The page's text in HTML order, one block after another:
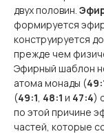
двух половин.
формируется
конструируется
прежде чем
Эфирный шаблон
атома монады (
(49:1 48:1 и 47:4)
по этой причине
частей, которые